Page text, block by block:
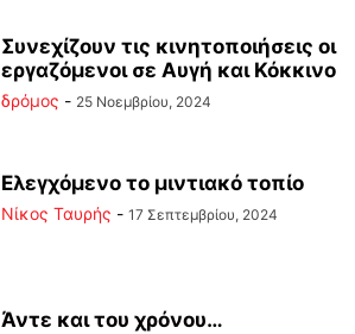
Συνεχίζουν τις κινητοποιήσεις οι
εργαζόμενοι σε Αυγή και Κόκκινο
δρόμος - 25 Νοεμβρίου, 2024
Ελεγχόμενο το μιντιακό τοπίο
Νίκος Ταυρής - 17 Σεπτεμβρίου, 2024
Άντε και του χρόνου…